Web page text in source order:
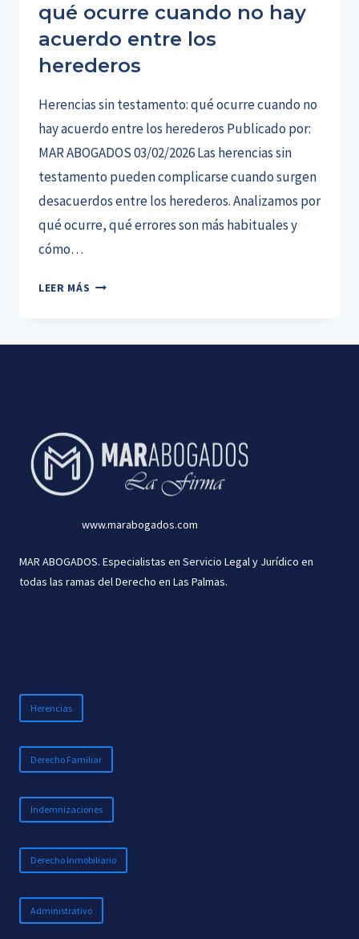
qué ocurre cuando no hay
acuerdo entre los
herederos
Herencias sin testamento: qué ocurre cuando no
hay acuerdo entre los herederos Publicado por:
MAR ABOGADOS 03/02/2026 Las herencias sin
testamento pueden complicarse cuando surgen
desacuerdos entre los herederos. Analizamos por
qué ocurre, qué errores son más habituales y
cómo…
LEER MÁS HERENCIAS
ENTRE
LOS
www.marabogados.com
MAR ABOGADOS. Especialistas en Servicio Legal y Jurídico en
todas las ramas del Derecho en Las Palmas.
Herencias
Derecho Familiar
Indemnizaciones
Derecho Inmobiliario
Administrativo